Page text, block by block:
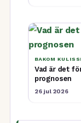
BAKOM
Vad är det
prognosen
26 jul 2026